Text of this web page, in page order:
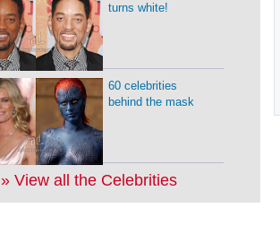
turns white!
60 celebrities
behind the mask
» View all the Celebrities